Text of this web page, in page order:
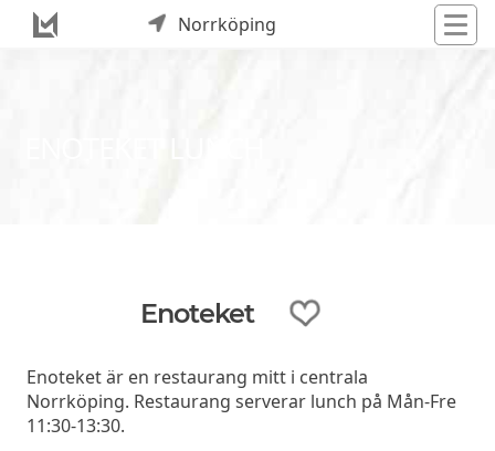
Norrköping
Enoteket
Enoteket är en restaurang mitt i centrala
Norrköping. Restaurang serverar lunch på Mån-Fre
11:30-13:30.